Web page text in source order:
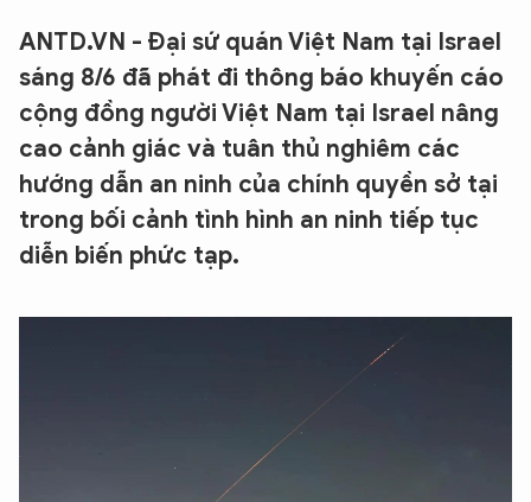
ANTD.VN - Đại sứ quán Việt Nam tại Israel
sáng 8/6 đã phát đi thông báo khuyến cáo
cộng đồng người Việt Nam tại Israel nâng
cao cảnh giác và tuân thủ nghiêm các
hướng dẫn an ninh của chính quyền sở tại
trong bối cảnh tình hình an ninh tiếp tục
diễn biến phức tạp.